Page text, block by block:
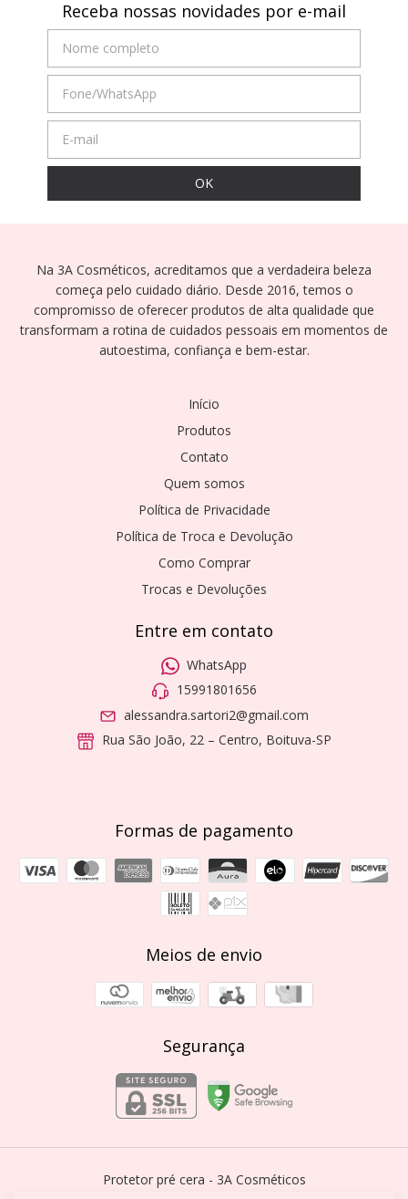
Receba nossas novidades por e-mail
Na 3A Cosméticos, acreditamos que a verdadeira beleza
começa pelo cuidado diário. Desde 2016, temos o
compromisso de oferecer produtos de alta qualidade que
transformam a rotina de cuidados pessoais em momentos de
autoestima, confiança e bem-estar.
Início
Produtos
Contato
Quem somos
Política de Privacidade
Política de Troca e Devolução
Como Comprar
Trocas e Devoluções
Entre em contato
WhatsApp
15991801656
alessandra.sartori2@gmail.com
Rua São João, 22 – Centro, Boituva-SP
Formas de pagamento
Meios de envio
Segurança
Protetor pré cera - 3A Cosméticos